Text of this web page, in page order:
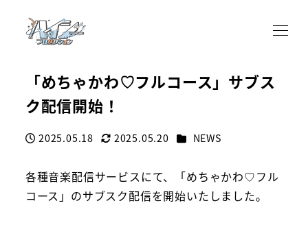
「めちゃかわ♡フルコース」サブス
ク配信開始！
投稿日
2025.05.18
更新日
2025.05.20 カテゴリー
NEWS
各種音楽配信サービスにて、「めちゃかわ♡フル
コース」のサブスク配信を開始いたしました。